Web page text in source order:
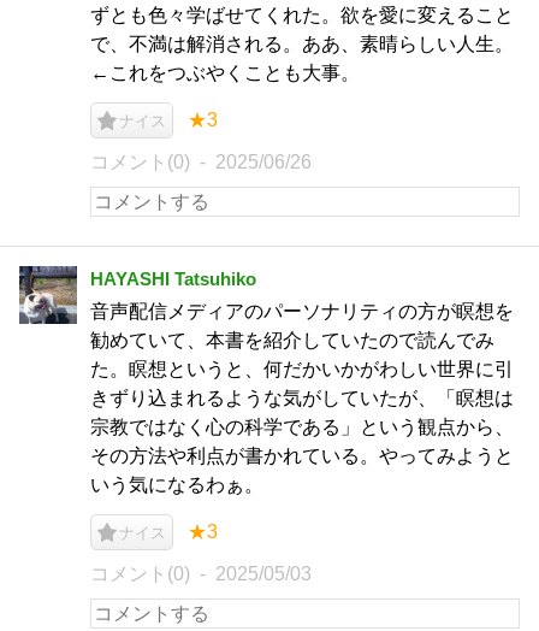
ずとも色々学ばせてくれた。欲を愛に変えること
で、不満は解消される。ああ、素晴らしい人生。
←これをつぶやくことも大事。
ナイス ★3
コメント(0) 2025/06/26
HAYASHI Tatsuhiko
音声配信メディアのパーソナリティの方が瞑想を
勧めていて、本書を紹介していたので読んでみ
た。瞑想というと、何だかいかがわしい世界に引
きずり込まれるような気がしていたが、「瞑想は
宗教ではなく心の科学である」という観点から、
その方法や利点が書かれている。やってみようと
いう気になるわぁ。
ナイス ★3
コメント(0) 2025/05/03